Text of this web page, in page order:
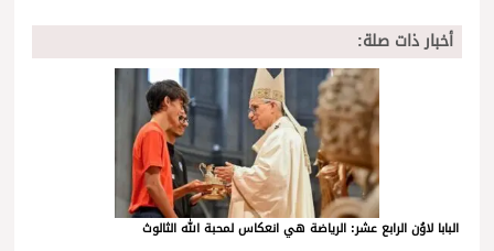
أخبار ذات صلة:
البابا لاوُن الرابع عشر: الرياضة هي انعكاس لمحبة الله الثالوث